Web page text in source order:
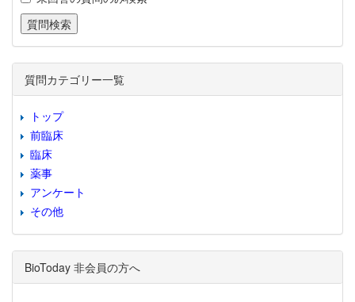
質問カテゴリー一覧
トップ
前臨床
臨床
薬事
アンケート
その他
BioToday 非会員の方へ